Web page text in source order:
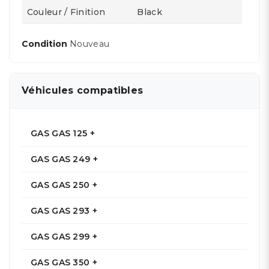
Couleur / Finition Black
Condition Nouveau
Véhicules compatibles
GAS GAS 125 +
GAS GAS 249 +
GAS GAS 250 +
GAS GAS 293 +
GAS GAS 299 +
GAS GAS 350 +